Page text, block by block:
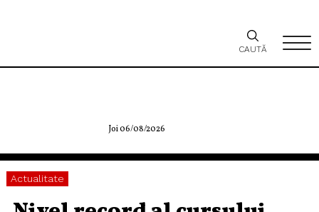
Joi 06/08/2026
CAUTĂ
Actualitate